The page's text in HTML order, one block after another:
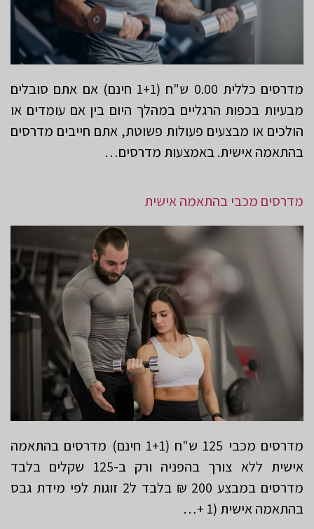
מדרסים כללית 0.00 ש"ח (1+1 חינם) אם אתם סובלים
מבעיות בכפות הרגליים במהלך היום בין אם עומדים או
הולכים או מבצעים פעולות פשוטת, אתם חייבים מדרסים
בהתאמה אישית. באמצעות מדרסים…
מדרסים מכבי בהתאמה אישית
מדרסים מכבי 125 ש"ח (1+1 חינם) מדרסים בהתאמה
אישית ללא צורך בהפניה ורק ב-125 שקלים בלבד
מדרסים במבצע 200 ₪ בלבד ל2 זוגות לפי מידת גבס
בהתאמה אישית (1 +…